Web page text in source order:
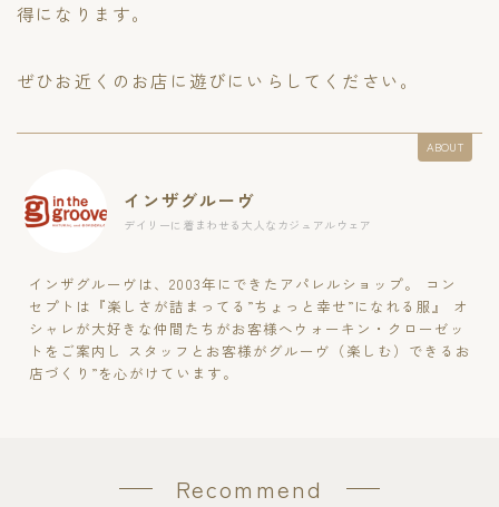
得になります。
ぜひお近くのお店に遊びにいらしてください。
ABOUT
インザグルーヴ
デイリーに着まわせる大人なカジュアルウェア
インザグルーヴは、2003年にできたアパレルショップ。 コン
セプトは『楽しさが詰まってる”ちょっと幸せ”になれる服』 オ
シャレが大好きな仲間たちがお客様へウォーキン・クローゼッ
トをご案内し スタッフとお客様がグルーヴ（楽しむ）できるお
店づくり”を心がけています。
Recommend